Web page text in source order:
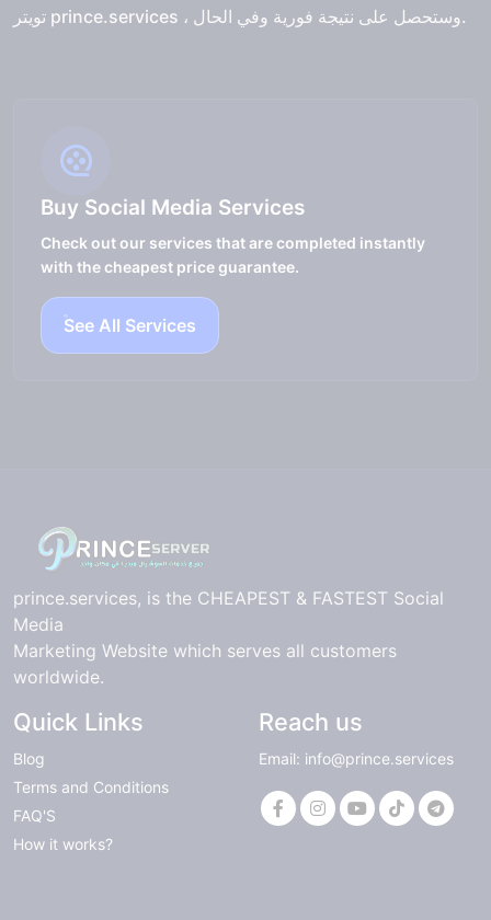
تويتر
prince.services ، وستحصل على نتيجة فورية وفي الحال.
Buy Social Media Services
Check out our services that are completed instantly
with the cheapest price guarantee.
See All Services
prince.services, is the CHEAPEST & FASTEST Social
Media
Marketing Website which serves all customers
worldwide.
Quick Links
Blog
Terms and Conditions
FAQ'S
How it works?
Reach us
Email: info@prince.services